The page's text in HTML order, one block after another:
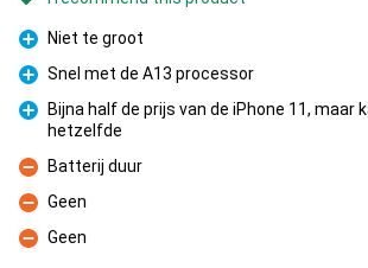
Pro
Niet te groot
Pro
Snel met de A13 processor
Bijna half de prijs van de iPhone 11, maar
hetzelfde
Con
Batterij duur
Con
Geen
Con
Geen